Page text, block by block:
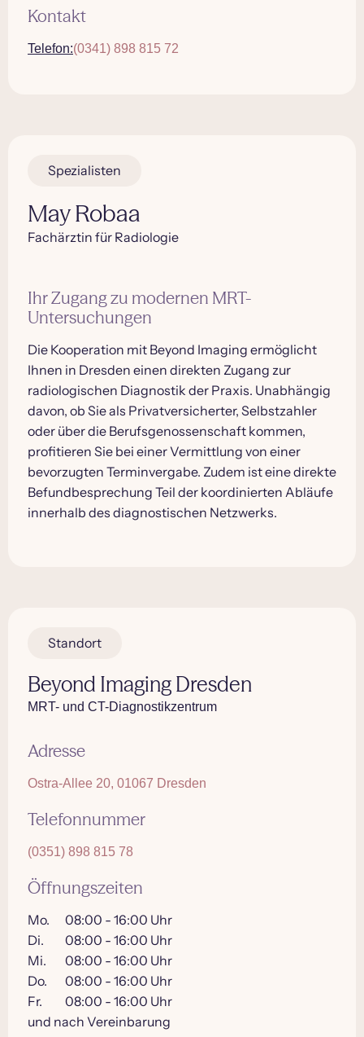
Kontakt
Telefon:(0341) 898 815 72
Spezialisten
May Robaa
Fachärztin für Radiologie
Ihr Zugang zu modernen MRT-
Untersuchungen
Die Kooperation mit Beyond Imaging ermöglicht
Ihnen in Dresden einen direkten Zugang zur
radiologischen Diagnostik der Praxis. Unabhängig
davon, ob Sie als Privatversicherter, Selbstzahler
oder über die Berufsgenossenschaft kommen,
profitieren Sie bei einer Vermittlung von einer
bevorzugten Terminvergabe. Zudem ist eine direkte
Befundbesprechung Teil der koordinierten Abläufe
innerhalb des diagnostischen Netzwerks.
Standort
Beyond Imaging Dresden
MRT- und CT-Diagnostikzentrum
Adresse
Ostra-Allee 20, 01067 Dresden
Telefonnummer
(0351) 898 815 78
Öffnungszeiten
Mo.
08:00 - 16:00 Uhr
Di.
08:00 - 16:00 Uhr
Mi.
08:00 - 16:00 Uhr
Do.
08:00 - 16:00 Uhr
Fr.
08:00 - 16:00 Uhr
und nach Vereinbarung